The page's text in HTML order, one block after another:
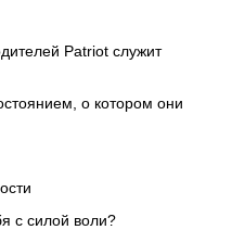
Patriot служит
о котором они
с силой воли?